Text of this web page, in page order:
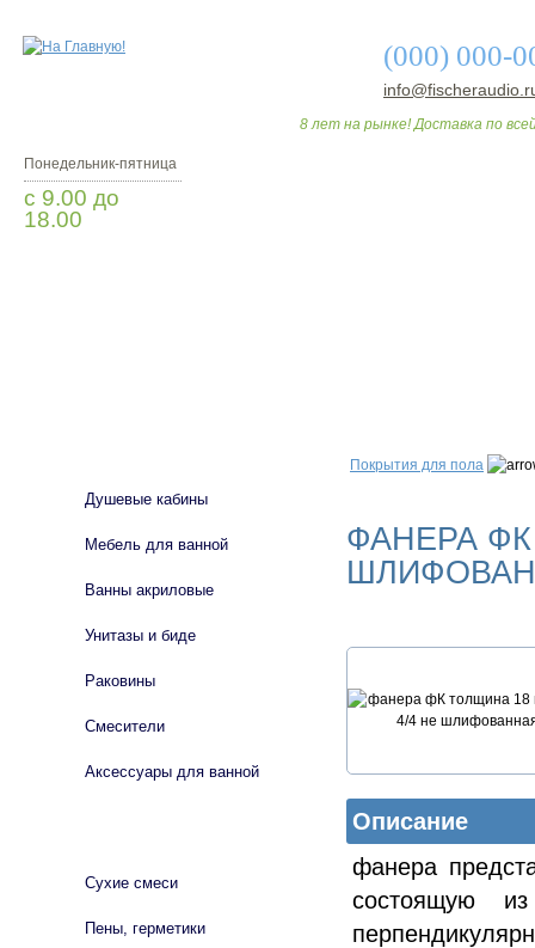
(000) 000-
8 лет на рынке! Доставка по
Понедельник-пятница
с 9.00 до
18.00
Покрытия для пола
ФАНЕРА
Описание
фанера
состоящую
Душевые кабины
Мебель для ванной
Ванны акриловые
Унитазы и биде
Раковины
Смесители
Аксессуары для ванной
Сухие смеси
Пены, герметики